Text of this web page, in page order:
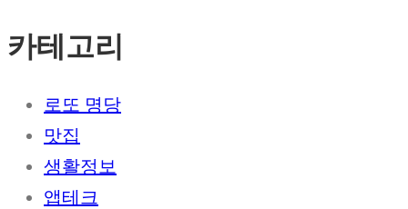
카테고리
로또 명당
맛집
생활정보
앱테크